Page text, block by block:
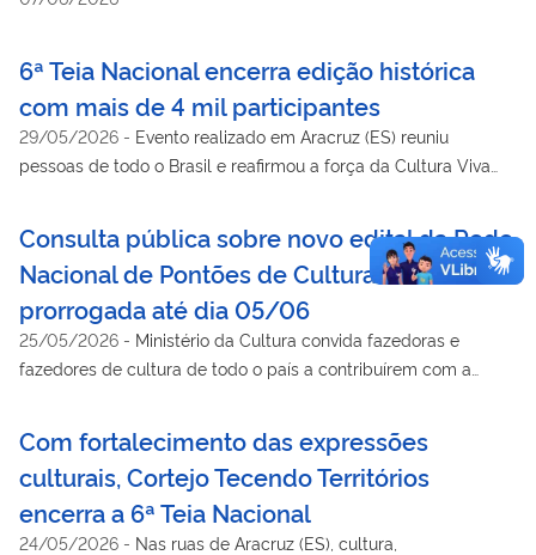
6ª Teia Nacional encerra edição histórica
com mais de 4 mil participantes
29/05/2026 - Evento realizado em Aracruz (ES) reuniu
pessoas de todo o Brasil e reafirmou a força da Cultura Viva
Consulta pública sobre novo edital da Rede
Nacional de Pontões de Cultura foi
prorrogada até dia 05/06
25/05/2026 - Ministério da Cultura convida fazedoras e
fazedores de cultura de todo o país a contribuírem com a
Com fortalecimento das expressões
culturais, Cortejo Tecendo Territórios
encerra a 6ª Teia Nacional
24/05/2026 - Nas ruas de Aracruz (ES), cultura,